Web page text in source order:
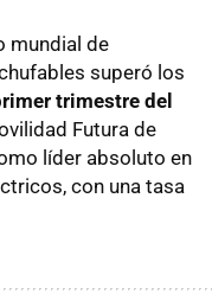
mundial de
superó los
trimestre del
Futura de
líder absoluto en
con una tasa